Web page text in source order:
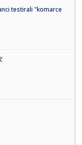
testirali "komarce